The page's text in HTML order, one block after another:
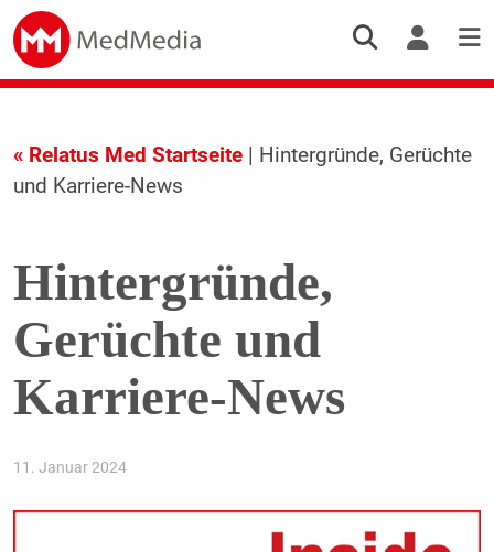
« Relatus Med Startseite| Hintergründe, Gerüchte
und Karriere-News
Hintergründe,
Gerüchte und
Karriere-News
11. Januar 2024